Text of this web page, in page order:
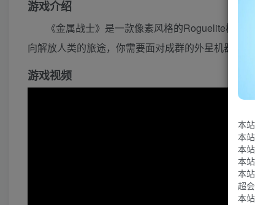
游戏介绍
《金属战士》是一款像素风格的Roguelite横版
向解放人类的旅途，你需要面对成群的外星机器人
游戏视频
本
本
本
本
本
超
本